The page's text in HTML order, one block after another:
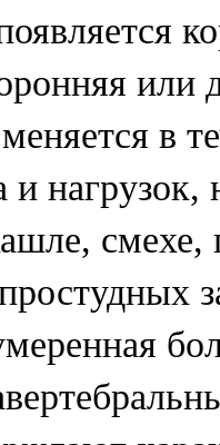
или
в
нагрузок,
смехе,